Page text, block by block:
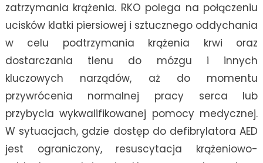
zatrzymania krążenia. RKO polega na połączeniu
ucisków klatki piersiowej i sztucznego oddychania
w celu podtrzymania krążenia krwi oraz
dostarczania tlenu do mózgu i innych
kluczowych narządów, aż do momentu
przywrócenia normalnej pracy serca lub
przybycia wykwalifikowanej pomocy medycznej.
W sytuacjach, gdzie dostęp do defibrylatora AED
jest ograniczony, resuscytacja krążeniowo-